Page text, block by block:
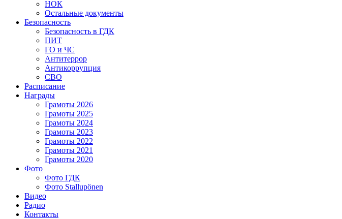
НОК
Остальные документы
Безопасность
Безопасность в ГДК
ПИТ
ГО и ЧС
Антитеррор
Антикоррупция
СВО
Расписание
Награды
Грамоты 2026
Грамоты 2025
Грамоты 2024
Грамоты 2023
Грамоты 2022
Грамоты 2021
Грамоты 2020
Фото
Фото ГДК
Фото Stallupönen
Видео
Радио
Контакты